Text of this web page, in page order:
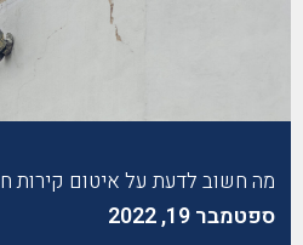
מה חשוב לדעת על איטום קירות
ספטמבר 19, 2022